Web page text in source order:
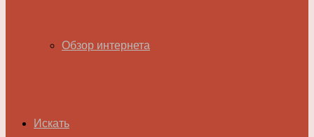
Обзор интернета
Искать